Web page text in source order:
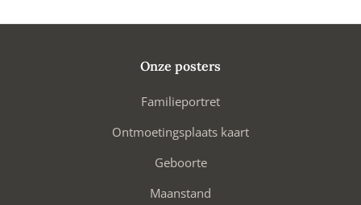
Onze posters
Familieportret
Ontmoetingsplaats kaart
Geboorte
Maanstand